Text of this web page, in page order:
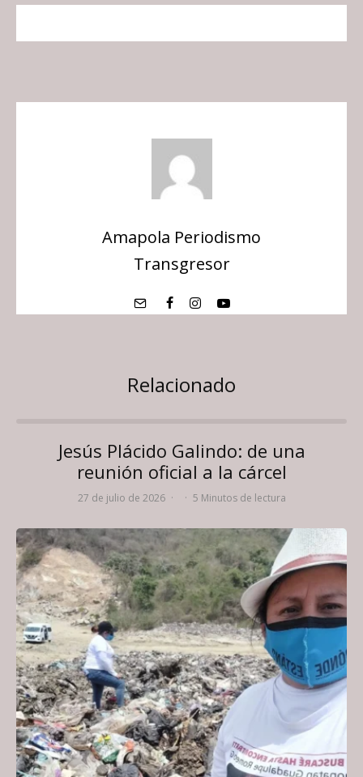
Amapola Periodismo
Transgresor
Relacionado
Jesús Plácido Galindo: de una
reunión oficial a la cárcel
27 de julio de 2026 · · 5 Minutos de lectura